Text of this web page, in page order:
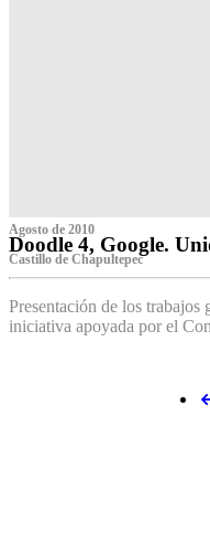
Agosto de 2010
Doodle 4, Google.
Castillo de Chapultepec
Presentación de los trabajos
iniciativa apoyada por el